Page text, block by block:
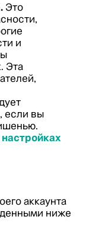
Это
и
Эта
если вы
аккаунта
ниже